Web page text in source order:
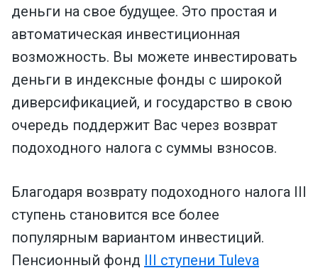
деньги на свое будущее. Это простая и
автоматическая инвестиционная
возможность. Вы можете инвестировать
деньги в индексные фонды с широкой
диверсификацией, и государство в свою
очередь поддержит Вас через возврат
подоходного налога с суммы взносов.
Благодаря возврату подоходного налога III
ступень становится все более
популярным вариантом инвестиций.
Пенсионный фонд III ступени Tuleva